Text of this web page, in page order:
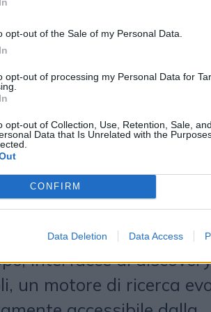
opt-out of the Sale of my Personal Data.
opt-out of processing my Personal Data for
opt-out of Collection, Use, Retention, Sale,
Data that Is Unrelated with the
CONFIRM
Data Deletion Data Access
e offrire
su tutti i dispositivi.
artificiale al servizio
spicca il debutto
di intelligenza
Ore. La piattaforma
tradizionale una
combina la knowledge
interfacce di
un motore di ricerca